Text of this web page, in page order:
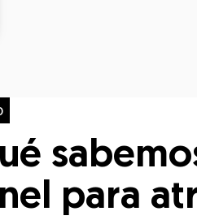
para
el artículo actual mediante